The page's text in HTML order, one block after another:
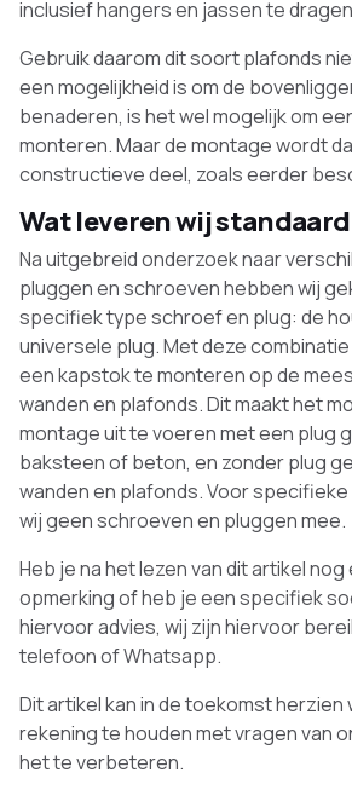
inclusief hangers en jassen te
Gebruik daarom dit soort plafonds
een mogelijkheid is om de
benaderen, is het wel mogelijk om
monteren. Maar de montage wordt
constructieve deel, zoals eerder
Wat leveren wij standaard
Na uitgebreid onderzoek naar
pluggen en schroeven hebben wij
specifiek type schroef en plug: de
universele plug. Met deze
een kapstok te monteren op de
wanden en plafonds. Dit maakt het
montage uit te voeren met een plug
baksteen of beton, en zonder plug
wanden en plafonds. Voor
wij geen schroeven en pluggen mee.
Heb je na het lezen van dit artikel
opmerking of heb je een specifiek
hiervoor advies, wij zijn hiervoor
telefoon of Whatsapp.
Dit artikel kan in de toekomst herzien
rekening te houden met vragen van
het te verbeteren.